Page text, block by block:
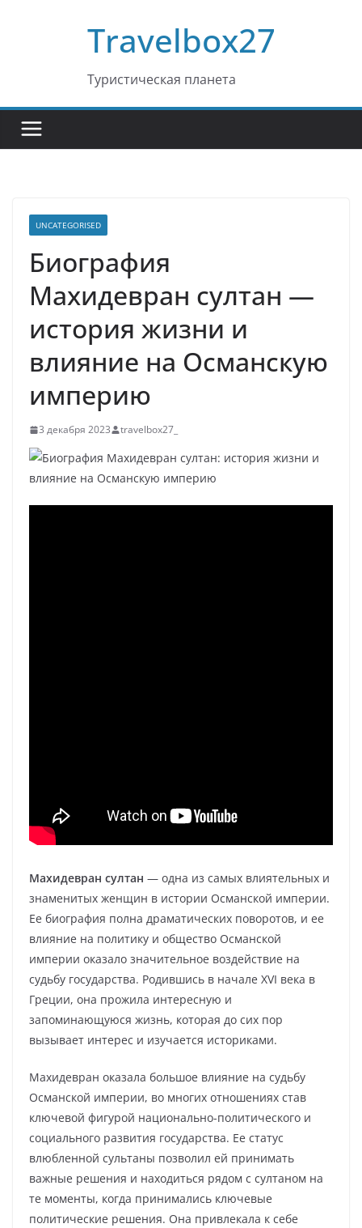
Travelbox27
Туристическая планета
UNCATEGORISED
Биография
Махидевран султан —
история жизни и
влияние на Османскую
империю
3 декабря 2023 travelbox27_
Махидевран султан — одна из самых влиятельных и
знаменитых женщин в истории Османской империи.
Ее биография полна драматических поворотов, и ее
влияние на политику и общество Османской
империи оказало значительное воздействие на
судьбу государства. Родившись в начале XVI века в
Греции, она прожила интересную и
запоминающуюся жизнь, которая до сих пор
вызывает интерес и изучается историками.
Махидевран оказала большое влияние на судьбу
Османской империи, во многих отношениях став
ключевой фигурой национально-политического и
социального развития государства. Ее статус
влюбленной сультаны позволил ей принимать
важные решения и находиться рядом с султаном на
те моменты, когда принимались ключевые
политические решения. Она привлекала к себе